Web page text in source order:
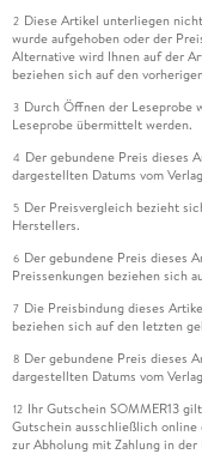
2 Diese Artikel unterliegen
wurde aufgehoben oder der
Alternative wird Ihnen auf der
beziehen sich auf den
3 Durch Öffnen der Leseprobe
Leseprobe übermittelt werden.
4 Der gebundene Preis dieses
dargestellten Datums vom
5 Der Preisvergleich bezieht
Herstellers.
6 Der gebundene Preis dieses
Preissenkungen beziehen sich
7 Die Preisbindung dieses
beziehen sich auf den letzten
8 Der gebundene Preis dieses
dargestellten Datums vom
12 Ihr Gutschein SOMMER13
Gutschein ausschließlich
zur Abholung mit Zahlung in